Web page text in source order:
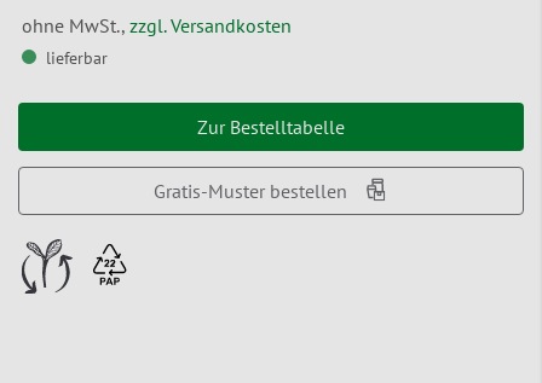
ohne MwSt., zzgl. Versandkosten
lieferbar
Zur Bestelltabelle
Gratis-Muster bestellen